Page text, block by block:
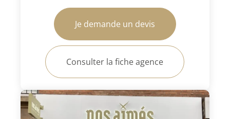
Je demande un devis
Consulter la fiche agence